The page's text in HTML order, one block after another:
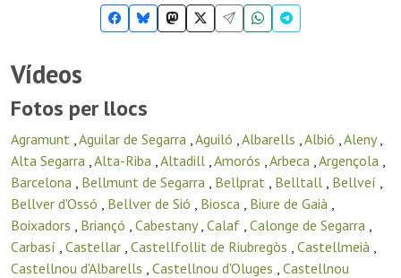
Vídeos
Fotos per llocs
Agramunt ,Aguilar de Segarra ,Aguiló ,Albarells ,Albió ,Aleny,
Alta Segarra ,Alta-Riba ,Altadill ,Amorós ,Arbeca ,Argençola ,
Barcelona , Bellmunt de Segarra , Bellprat , Belltall , Bellveí ,
Bellver d'Ossó , Bellver de Sió , Biosca , Biure de Gaià ,
Boixadors , Briançó , Cabestany, Calaf , Calonge de Segarra ,
Carbasí , Castellar , Castellfollit de Riubregòs , Castellmeià ,
Castellnou d'Albarells , Castellnou d'Oluges , Castellnou